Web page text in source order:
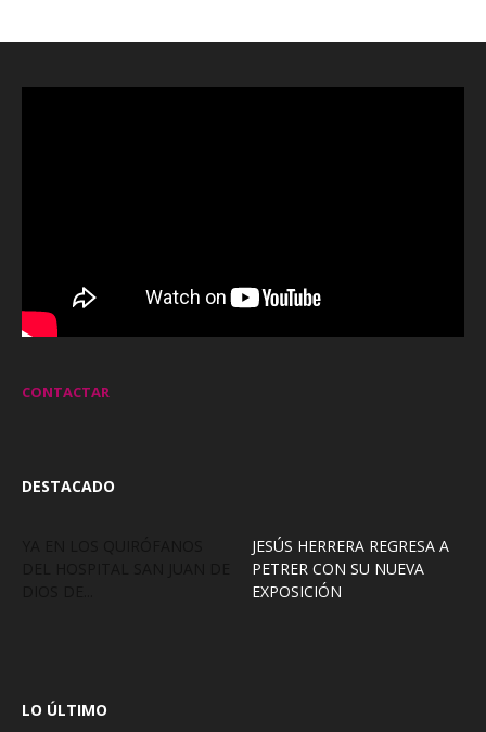
CONTACTAR
DESTACADO
JESÚS HERRERA REGRESA A
PETRER CON SU NUEVA
EXPOSICIÓN
LO ÚLTIMO